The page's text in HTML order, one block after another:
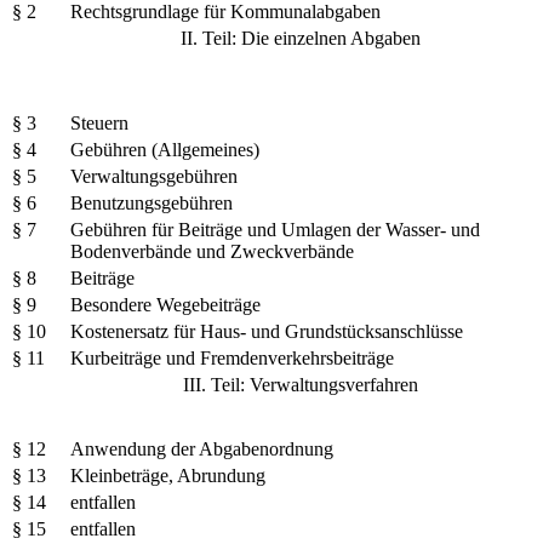
§ 2
Rechtsgrundlage für Kommunalabgaben
II. Teil: Die einzelnen Abgaben
§ 3
Steuern
§ 4
Gebühren (Allgemeines)
§ 5
Verwaltungsgebühren
§ 6
Benutzungsgebühren
§ 7
Gebühren für Beiträge und Umlagen der Wasser- und
Bodenverbände und Zweckverbände
§ 8
Beiträge
§ 9
Besondere Wegebeiträge
§ 10
Kostenersatz für Haus- und Grundstücksanschlüsse
§ 11
Kurbeiträge und Fremdenverkehrsbeiträge
III. Teil: Verwaltungsverfahren
§ 12
Anwendung der Abgabenordnung
§ 13
Kleinbeträge, Abrundung
§ 14
entfallen
§ 15
entfallen